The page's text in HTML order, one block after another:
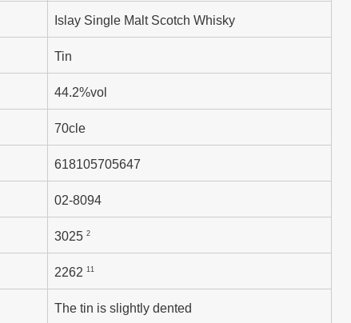
Islay Single Malt Scotch Whisky
Tin
44.2%vol
70cle
618105705647
02-8094
3025 2
2262 11
The tin is slightly dented